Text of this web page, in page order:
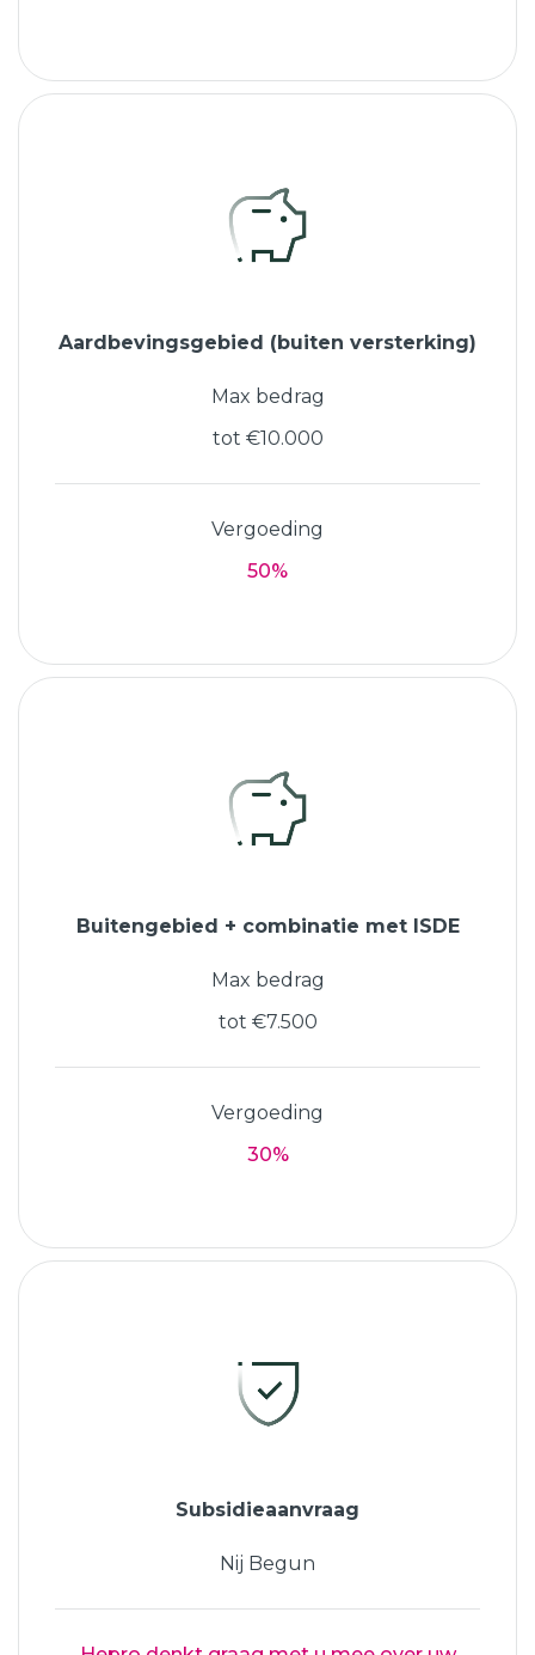
Aardbevingsgebied (buiten versterking)
Max bedrag
tot €10.000
Vergoeding
50%
Buitengebied + combinatie met ISDE
Max bedrag
tot €7.500
Vergoeding
30%
Subsidieaanvraag
Nij Begun